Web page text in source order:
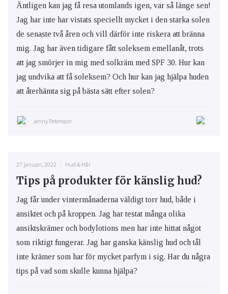
Äntligen kan jag få resa utomlands igen, var så länge sen!
Jag har inte har vistats speciellt mycket i den starka solen
de senaste två åren och vill därför inte riskera att bränna
mig. Jag har även tidigare fått soleksem emellanåt, trots
att jag smörjer in mig med solkräm med SPF 30. Hur kan
jag undvika att få soleksem? Och hur kan jag hjälpa huden
att återhämta sig på bästa sätt efter solen?
Jenny Petersson
27 januari, 2022 Hud & Hår
Tips på produkter för känslig hud?
Jag får under vintermånaderna väldigt torr hud, både i
ansiktet och på kroppen. Jag har testat många olika
ansiktskrämer och bodylotions men har inte hittat något
som riktigt fungerar. Jag har ganska känslig hud och tål
inte krämer som har för mycket parfym i sig. Har du några
tips på vad som skulle kunna hjälpa?